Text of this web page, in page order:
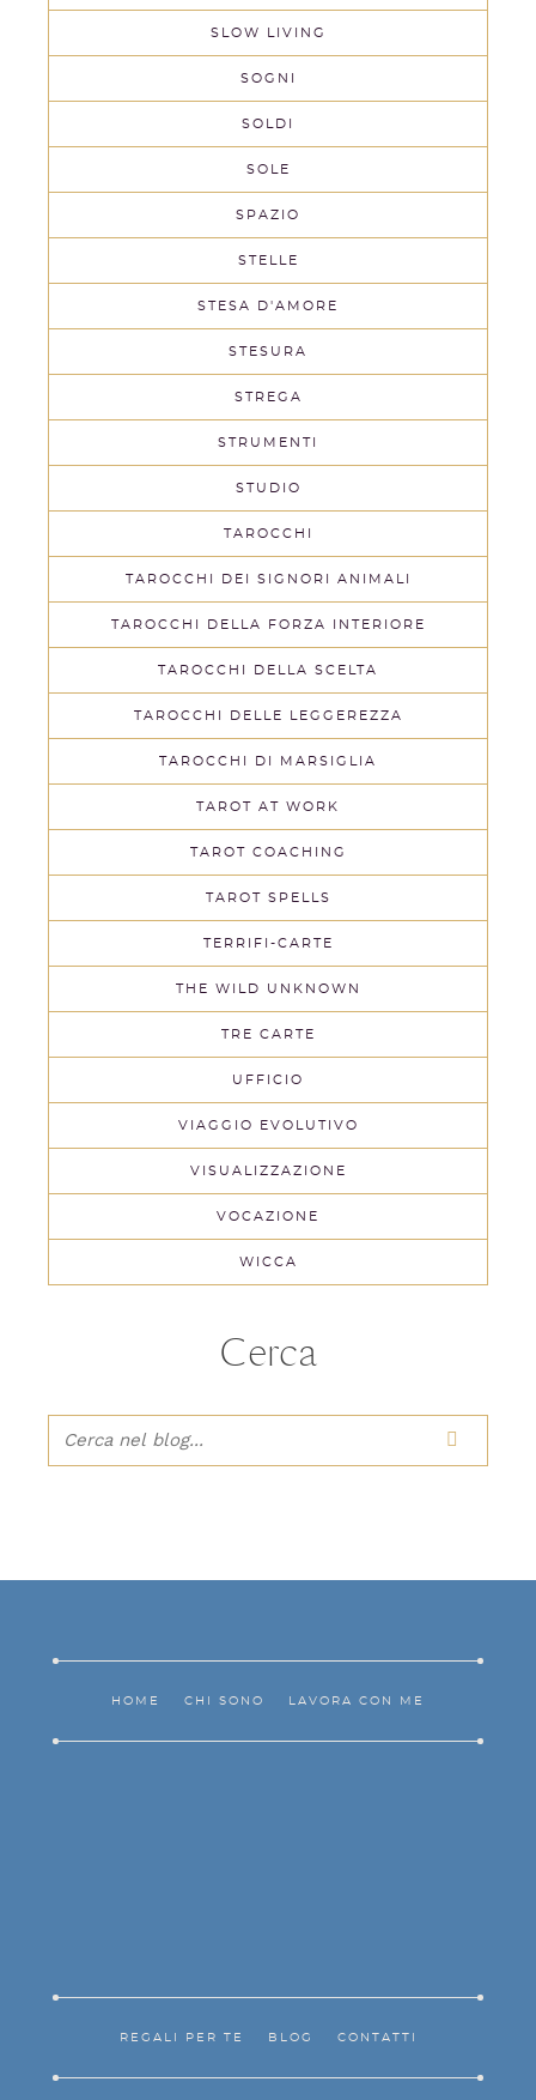
SLOW LIVING
SOGNI
SOLDI
SOLE
SPAZIO
STELLE
STESA D'AMORE
STESURA
STREGA
STRUMENTI
STUDIO
TAROCCHI
TAROCCHI DEI SIGNORI ANIMALI
TAROCCHI DELLA FORZA INTERIORE
TAROCCHI DELLA SCELTA
TAROCCHI DELLE LEGGEREZZA
TAROCCHI DI MARSIGLIA
TAROT AT WORK
TAROT COACHING
TAROT SPELLS
TERRIFI-CARTE
THE WILD UNKNOWN
TRE CARTE
UFFICIO
VIAGGIO EVOLUTIVO
VISUALIZZAZIONE
VOCAZIONE
WICCA
Cerca

HOME CHI SONO LAVORA CON ME
REGALI PER TE BLOG CONTATTI